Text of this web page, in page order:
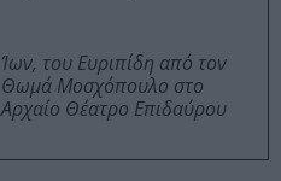
Ίων, του Ευριπίδη από τον
Θωμά Μοσχόπουλο στο
Αρχαίο Θέατρο Επιδαύρου